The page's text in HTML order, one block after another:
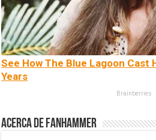
See How The Blue Lagoon Cast
Years
Brainberries
Acerca de fanhammer